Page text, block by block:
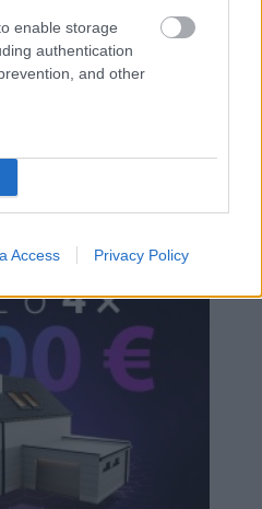
enable storage
authentication
and other
Access Privacy Policy